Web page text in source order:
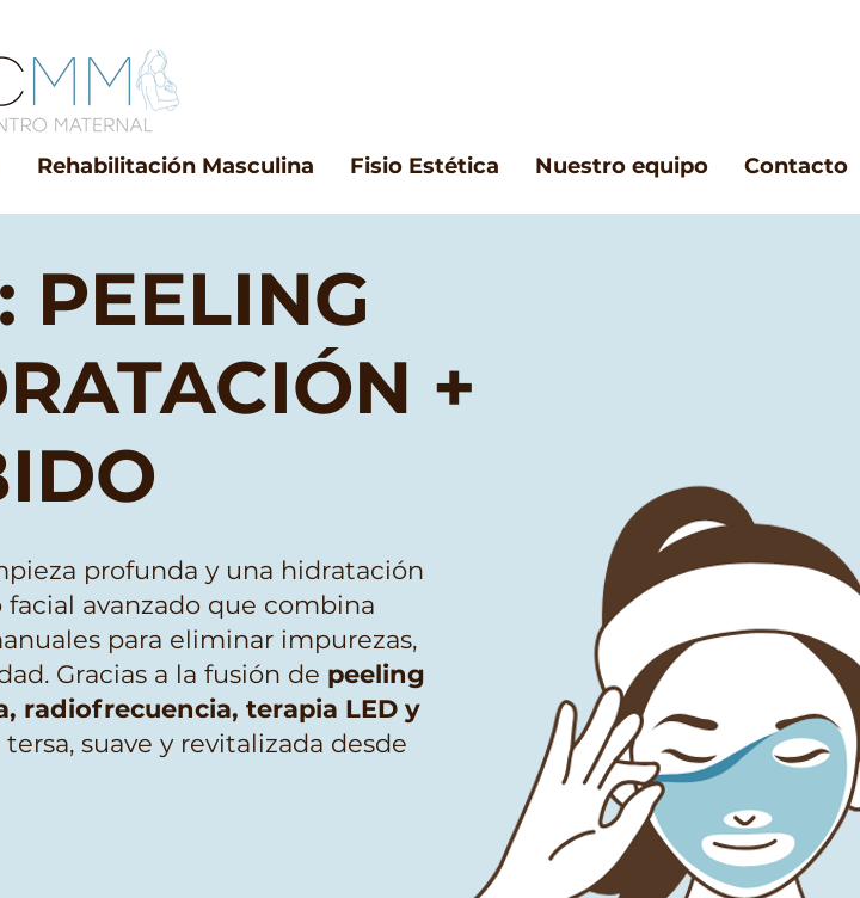
Rehabilitación Masculina Fisio Estética Nuestro equipo Contacto
PEELING
+
profunda y una hidratación
avanzado que combina
para eliminar impurezas,
Gracias a la fusión de peeling
radiofrecuencia, terapia LED y
suave y revitalizada desde